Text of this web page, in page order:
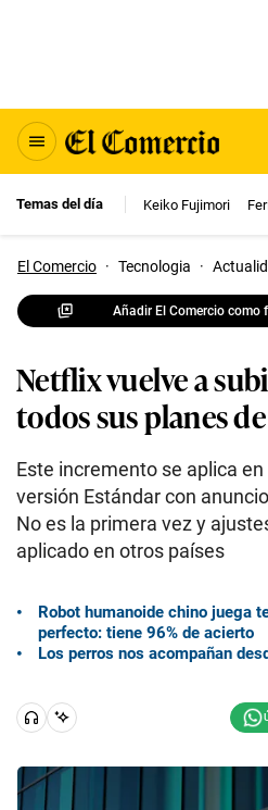
Temas del día Keiko Fujimori
El Comercio · Tecnologia ·
Añadir El Comercio como
Netflix vuelve a
todos sus planes
Este incremento se aplica
versión Estándar con
No es la primera vez y
aplicado en otros países
Robot humanoide chino juega
perfecto: tiene 96% de acierto
Los perros nos acompañan